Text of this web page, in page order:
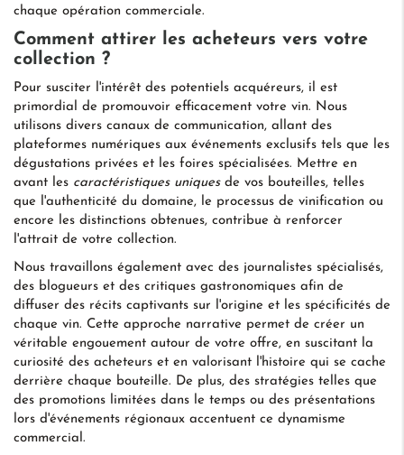
chaque opération commerciale.
Comment attirer les acheteurs vers votre
collection ?
Pour susciter l'intérêt des potentiels acquéreurs, il est
primordial de promouvoir efficacement votre vin. Nous
utilisons divers canaux de communication, allant des
plateformes numériques aux événements exclusifs tels que les
dégustations privées et les foires spécialisées. Mettre en
avant les caractéristiques uniquesde vos bouteilles, telles
que l'authenticité du domaine, le processus de vinification ou
encore les distinctions obtenues, contribue à renforcer
l'attrait de votre collection.
Nous travaillons également avec des journalistes spécialisés,
des blogueurs et des critiques gastronomiques afin de
diffuser des récits captivants sur l'origine et les spécificités de
chaque vin. Cette approche narrative permet de créer un
véritable engouement autour de votre offre, en suscitant la
curiosité des acheteurs et en valorisant l'histoire qui se cache
derrière chaque bouteille. De plus, des stratégies telles que
des promotions limitées dans le temps ou des présentations
lors d'événements régionaux accentuent ce dynamisme
commercial.